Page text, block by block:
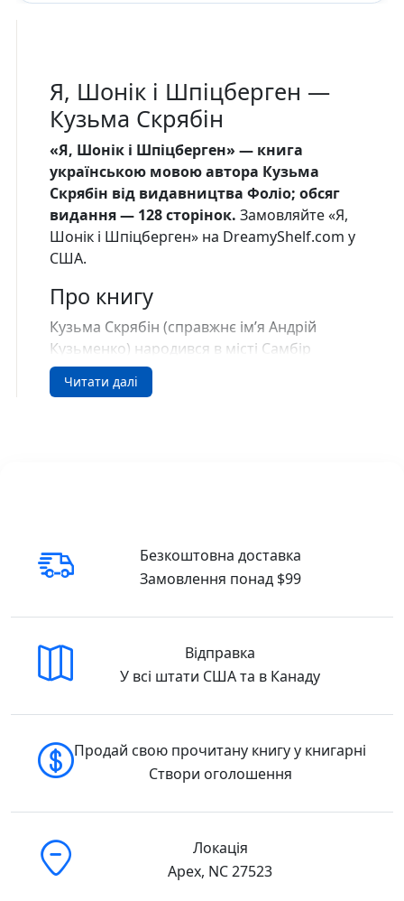
Я, Шонік і Шпіцберген —
Кузьма Скрябін
«Я, Шонік і Шпіцберген» — книга
українською мовою автора Кузьма
Скрябін від видавництва Фоліо; обсяг
видання — 128 сторінок. Замовляйте «Я,
Шонік і Шпіцберген» на DreamyShelf.com у
США.
Про книгу
Кузьма Скрябін (справжнє ім’я Андрій
Кузьменко) народився в місті Самбір
Львівської області 17 серпня 1968 року.
Закінчив музичну школу за класом
книжки «Я, “Побєда” і Берлін» (українською
та російською) і «Я, Паштєт і Армія». 2
автомобільній аварії. У повісті «Я, Шонік і
Шпіцберген», а також у піснях 2006—2014
років, що увійшли до видання, якнайкраще
розкривається яскравий талант Кузьми з
його іскрометним гумором, тонким
Для кого ця книга
шукають українське видання для
змістовного читання.
Читати далі
Безкоштовна доставка
Замовлення понад $99
Відправка
У всі штати США та в Канаду
Продай свою прочитану книгу у книгарні
Створи оголошення
Локація
Apex, NC 27523